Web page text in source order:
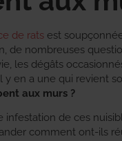
de rats est
de nombreuses
les dégâts
y en a une qui revient
aux murs ?
infestation de ces
comment ont-ils